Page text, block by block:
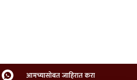
आमच्यासोबत जाहिरात करा